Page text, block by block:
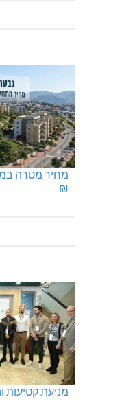
₪
מניעת קטיעות